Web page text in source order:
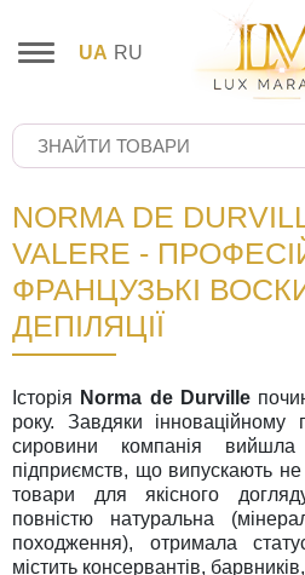
UA RU
NORMA DE
VALERE -
ФРАНЦУЗЬКІ
ДЕПІЛЯЦІЇ
Історія Norma de Durville
року. Завдяки інноваційному
сировини компанія
підприємств, що випускають не
товари для якісного
повністю натуральна
походження), отримала
містить консервантів,